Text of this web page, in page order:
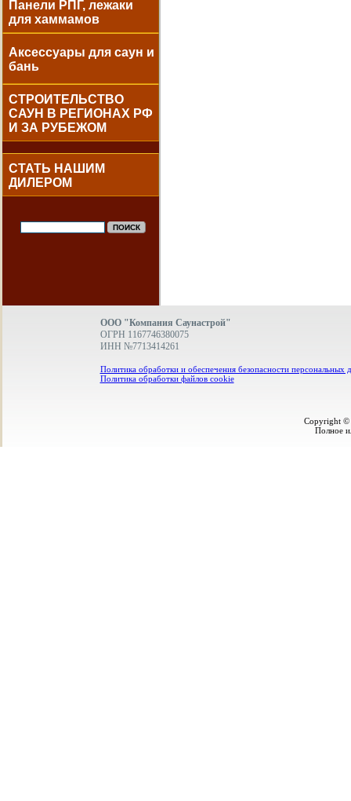
Панели РПГ, лежаки
для хаммамов
Аксессуары для саун и
бань
СТРОИТЕЛЬСТВО
САУН В РЕГИОНАХ РФ
И ЗА РУБЕЖОМ
СТАТЬ НАШИМ
ДИЛЕРОМ
ООО "Компания Саунастрой"
ОГРН 1167746380075
ИНН №7713414261
Политика обработки и обеспечения безопасности персональных
Политика обработки файлов cookie
Copyright ©
Полное